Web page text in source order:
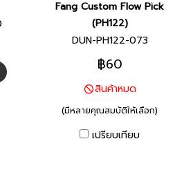
Fang Custom Flow Pick
(PH122)
DUN-PH122-073
฿60
สินค้าหมด
(มีหลายคุณสมบัติให้เลือก)
เปรียบเทียบ